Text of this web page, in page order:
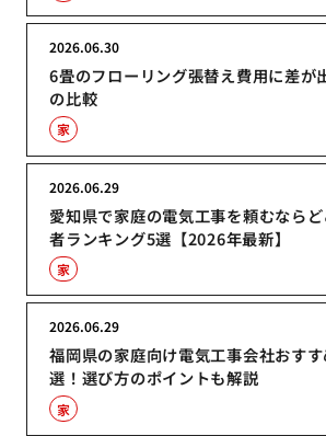
6畳のフローリング張替え費用に差が
の比較
2026.06.30
家
愛知県で家庭の電気工事を頼むなら
者ランキング5選【2026年最新】
2026.06.29
家
福岡県の家庭向け電気工事会社おす
選！選び方のポイントも解説
2026.06.29
家